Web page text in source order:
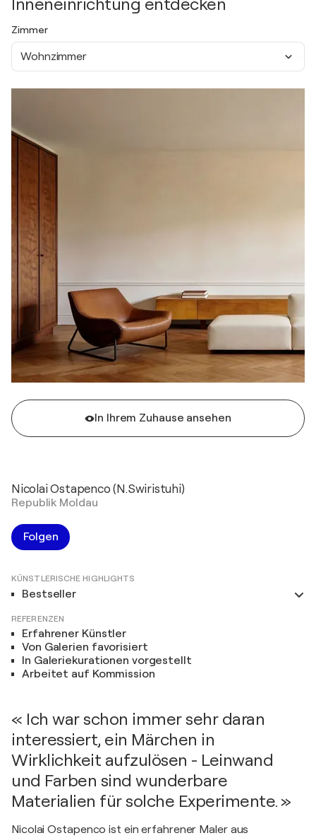
Inneneinrichtung entdecken
Zimmer
Wohnzimmer
In Ihrem Zuhause ansehen
Nicolai Ostapenco (N.Swiristuhi)
Republik Moldau
Folgen
KÜNSTLERISCHE HIGHLIGHTS
Bestseller
REFERENZEN
Erfahrener Künstler
Von Galerien favorisiert
In Galeriekurationen vorgestellt
Arbeitet auf Kommission
« Ich war schon immer sehr daran
interessiert, ein Märchen in
Wirklichkeit aufzulösen - Leinwand
und Farben sind wunderbare
Materialien für solche Experimente. »
Nicolai Ostapenco ist ein erfahrener Maler aus